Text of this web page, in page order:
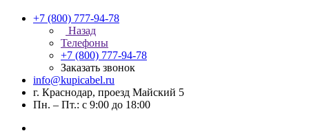
+7 (800) 777-94-78
Назад
Телефоны
+7 (800) 777-94-78
Заказать звонок
info@kupicabel.ru
г. Краснодар, проезд Майский 5
Пн. – Пт.: с 9:00 до 18:00